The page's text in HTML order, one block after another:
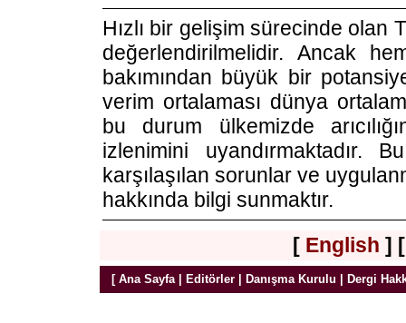
Hızlı bir gelişim sürecinde olan
değerlendirilmelidir. Ancak
bakımından büyük bir
verim ortalaması dünya
bu durum ülkemizde
izlenimini uyandırmaktadır.
karşılaşılan sorunlar ve
hakkında bilgi sunmaktır.
[ English ]
[ Ana Sayfa| Editörler| Danışma Kurulu Dergi